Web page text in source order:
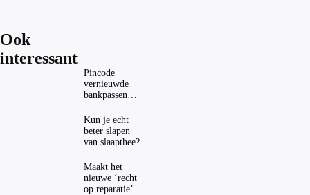
Ook
interessant
Pincode
vernieuwde
bankpassen
ING-app: is dat
wel veilig?
Kun je echt
beter slapen
van slaapthee?
Maakt het
nieuwe ‘recht
op reparatie’